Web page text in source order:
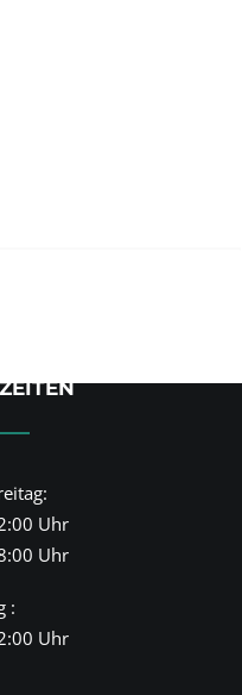
MAIER
Uhr
Uhr
:
Uhr